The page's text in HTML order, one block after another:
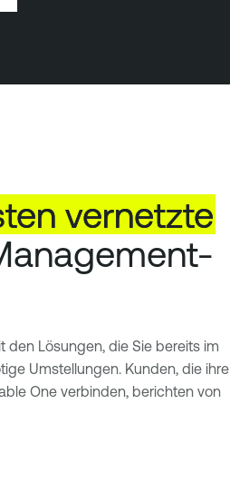
vernetzte
den Lösungen, die Sie bereits im
Umstellungen. Kunden, die ihre
One verbinden, berichten von